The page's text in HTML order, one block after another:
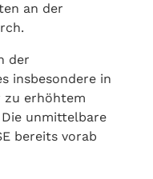
an der
der
insbesondere in
zu erhöhtem
unmittelbare
bereits vorab